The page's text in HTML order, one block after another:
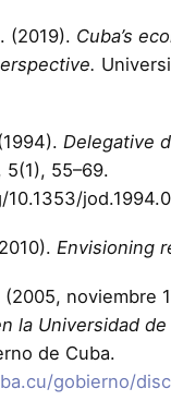
(2019). Cuba’s
Delegative
5(1), 55–69.
Envisioning
(2005, noviembre
la Universidad de
de Cuba.
gobierno/